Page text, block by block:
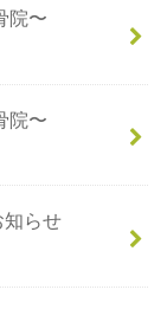
院〜
院〜
知らせ